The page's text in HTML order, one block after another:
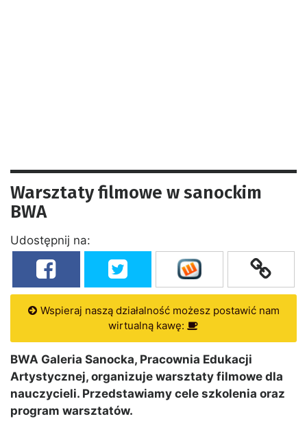
Warsztaty filmowe w sanockim
BWA
Udostępnij na:
Wspieraj naszą działalność możesz postawić nam
wirtualną kawę:
BWA Galeria Sanocka, Pracownia Edukacji
Artystycznej, organizuje warsztaty filmowe dla
nauczycieli. Przedstawiamy cele szkolenia oraz
program warsztatów.